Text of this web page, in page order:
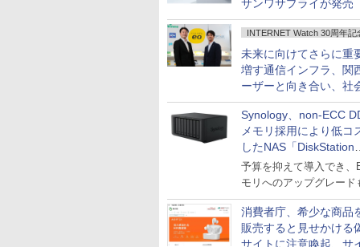
サンワサプライが発売
INTERNET Watch 30周年記
未来に向けてさらに重
増す通信インフラ、関
ーザーと向き合い、社
の“あたらしい”を起動
る～オプテージ
Synology、non-ECC
メモリ採用により低コ
したNAS「DiskStation
neo+」シリーズ
予算を抑えて導入でき、
モリへのアップグレード
消費者庁、希少な商品
販売すると見せかける
サイトに注意喚起、サ